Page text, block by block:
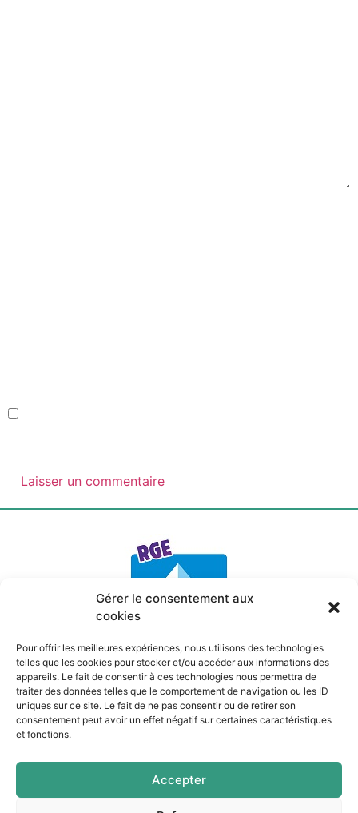
Gérer le consentement aux
cookies
Pour offrir les meilleures expériences, nous utilisons des technologies
telles que les cookies pour stocker et/ou accéder aux informations des
appareils. Le fait de consentir à ces technologies nous permettra de
traiter des données telles que le comportement de navigation ou les ID
uniques sur ce site. Le fait de ne pas consentir ou de retirer son
consentement peut avoir un effet négatif sur certaines caractéristiques
et fonctions.
Accepter
Mentions légales
Politique de confidentialité
Politique de cookies
Site internet parQuin té ba ?à Pau
Pau